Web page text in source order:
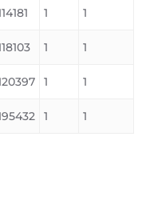
1 1
1 1
1 1
1 1